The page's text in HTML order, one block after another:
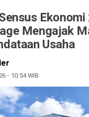
Mengajak
Usaha
- 10:54 WIB